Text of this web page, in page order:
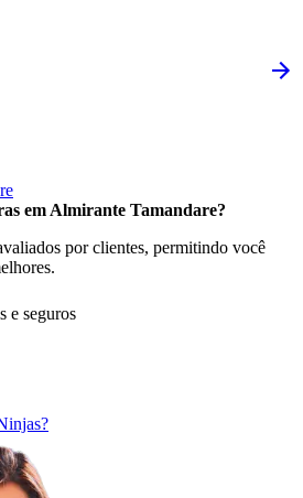
em Almirante Tamandare?
por clientes, permitindo você
e seguros